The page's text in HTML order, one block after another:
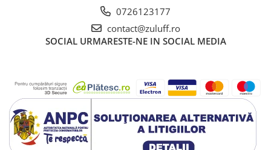
0726123177
contact@zuluff.ro
SOCIAL URMARESTE-NE IN SOCIAL MEDIA